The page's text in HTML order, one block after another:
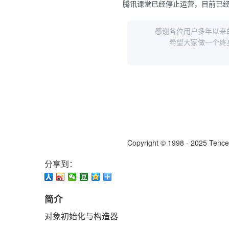
分享到：
简介
对象初始化与构造器